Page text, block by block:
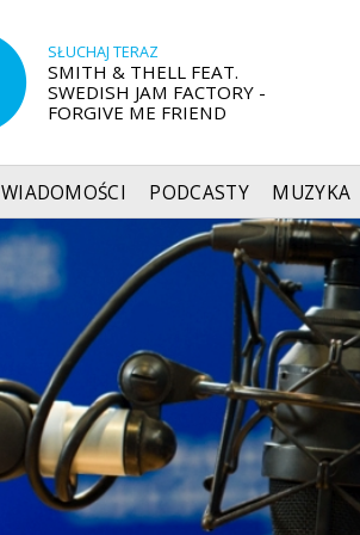
SŁUCHAJ TERAZ
SMITH & THELL FEAT.
SWEDISH JAM FACTORY -
FORGIVE ME FRIEND
WIADOMOŚCI PODCASTY MUZYKA